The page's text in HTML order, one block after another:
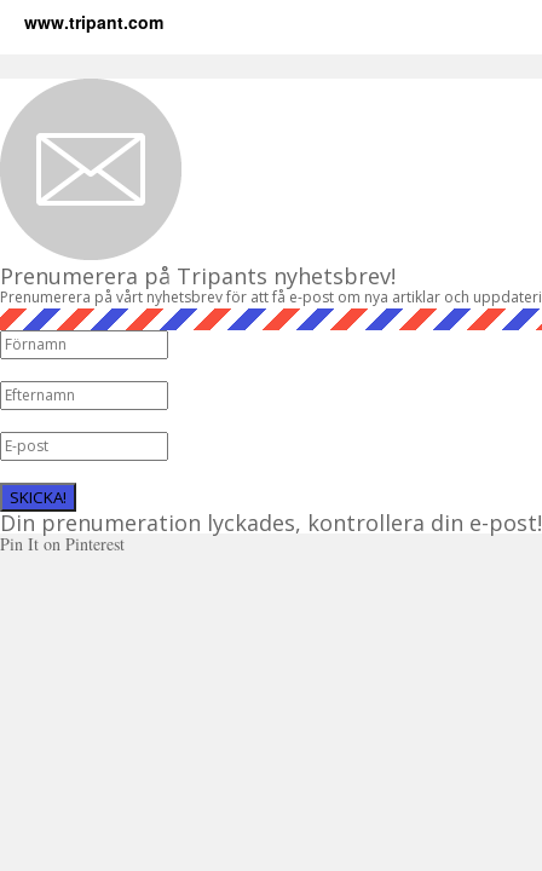
www.tripant.com
Prenumerera på Tripants nyhetsbrev!
Prenumerera på vårt nyhetsbrev för att få e-post om nya artiklar och
SKICKA!
Din prenumeration lyckades, kontrollera din e-post!
Pin It on Pinterest